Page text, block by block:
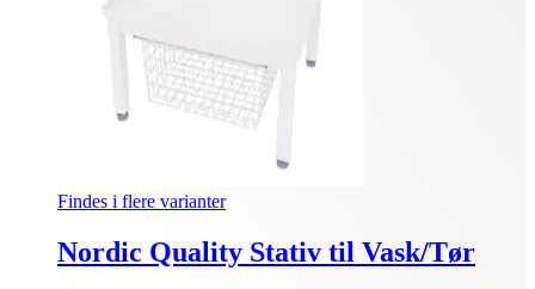
Findes i flere varianter
Nordic Quality Stativ til Vask/Tør